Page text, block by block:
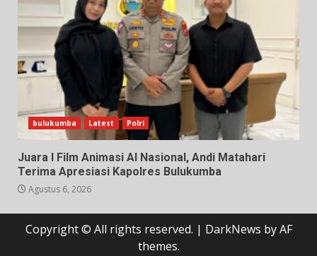
bulukumba Latest Polri
Juara I Film Animasi AI Nasional, Andi Matahari
Terima Apresiasi Kapolres Bulukumba
Agustus 6, 2026
Copyright © All rights reserved. | DarkNews by AF
themes.